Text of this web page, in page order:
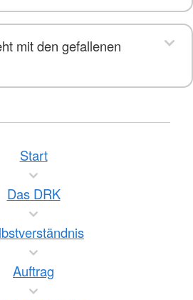
mit den gefallenen
Start
Das DRK
Auftrag